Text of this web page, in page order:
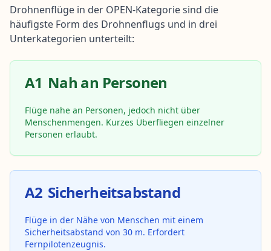
Drohnenflüge in der OPEN-Kategorie sind die
häufigste Form des Drohnenflugs und in drei
Unterkategorien unterteilt:
A1 Nah an Personen
Flüge nahe an Personen, jedoch nicht über
Menschenmengen. Kurzes Überfliegen einzelner
Personen erlaubt.
A2 Sicherheitsabstand
Flüge in der Nähe von Menschen mit einem
Sicherheitsabstand von 30 m. Erfordert
Fernpilotenzeugnis.